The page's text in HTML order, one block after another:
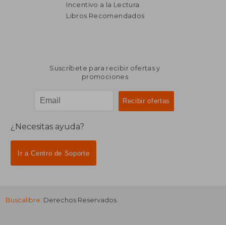
Incentivo a la Lectura
Libros Recomendados
Suscríbete para recibir ofertas y
promociones
¿Necesitas ayuda?
Ir a Centro de Soporte
Buscalibre. Derechos Reservados.